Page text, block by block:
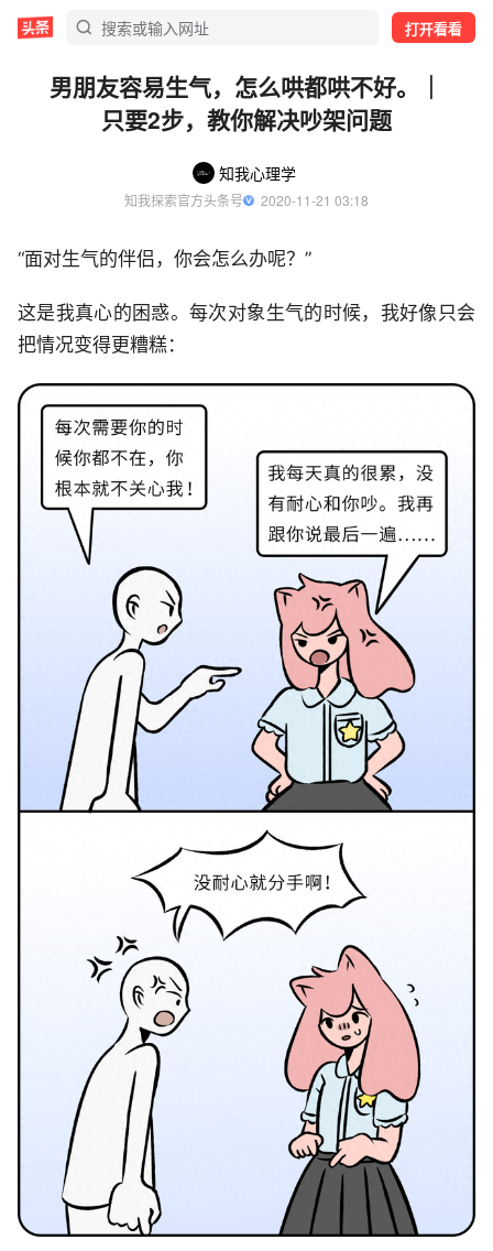
打开看看
男朋友容易生气，怎么哄都哄不好。｜
只要2步，教你解决吵架问题
知我心理学
知我探索官方头条号
  2020-11-21 03:18
“面对生气的伴侣，你会怎么办呢？”
这是我真心的困惑。每次对象生气的时候，我好像只会
把情况变得更糟糕：